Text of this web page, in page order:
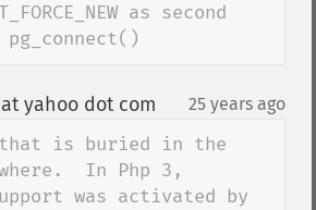
as second
yahoo dot com 25 years ago
is buried in the
In Php 3,
was activated by